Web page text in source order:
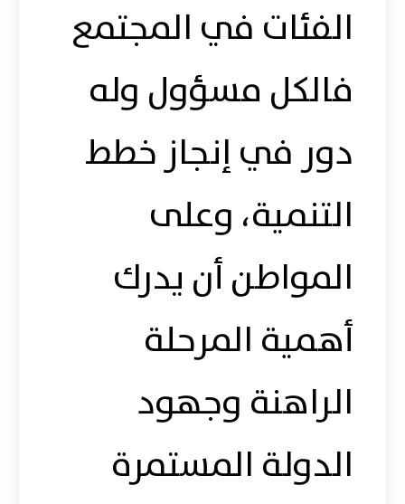
الفئات في المجتمع
فالكل مسؤول وله
دور في إنجاز خطط
التنمية، وعلى
المواطن أن يدرك
أهمية المرحلة
الراهنة وجهود
الدولة المستمرة